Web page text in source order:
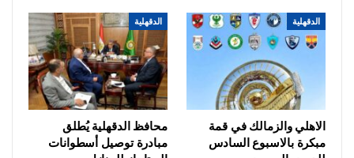
الدقهلية
الاهلي والزمالك في قمة
مبكرة بالاسبوع السادس
الدقهلية
محافظ الدقهلية يُطلق
مبادرة توصيل أسطوانات